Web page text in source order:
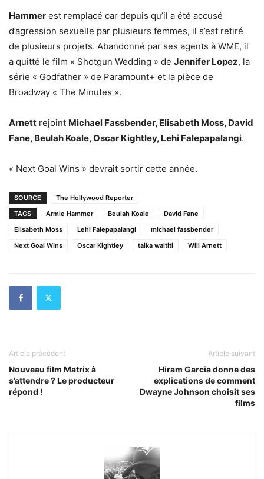
Hammer est remplacé car depuis qu’il a été accusé
d’agression sexuelle par plusieurs femmes, il s’est retiré
de plusieurs projets. Abandonné par ses agents à WME, il
a quitté le film « Shotgun Wedding » de Jennifer Lopez, la
série « Godfather » de Paramount+ et la pièce de
Broadway « The Minutes ».
Arnett rejoint Michael Fassbender, Elisabeth Moss, David
Fane, Beulah Koale, Oscar Kightley, Lehi Falepapalangi.
« Next Goal Wins » devrait sortir cette année.
SOURCE
The Hollywood Reporter
TAGS
Armie Hammer Beulah Koale
David Fane
Elisabeth Moss
Lehi Falepapalangi
michael fassbender
Next Goal WIns
Oscar Kightley taika waititi Will Arnett
Article précédent
Nouveau film Matrix à
s’attendre ? Le producteur
répond !
Article suivant
Hiram Garcia donne des
explications de comment
Dwayne Johnson choisit ses
films